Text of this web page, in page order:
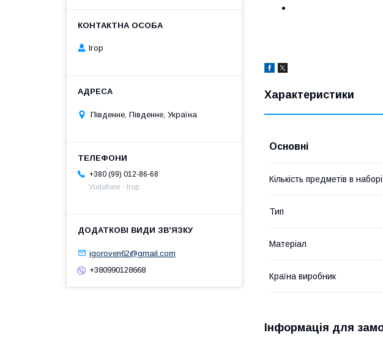
Характеристики
Основні
Кількість предметів в наборі
Тип
Матеріал
Країна виробник
Інформація для
Ігор
Південне, Південне, Україна
+380 (99) 012-86-68
Vodafone - Ігор
igoroven62@gmail.com
+380990128668